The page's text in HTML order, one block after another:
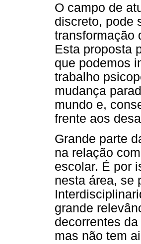
O campo de
discreto, pode
transformação
Esta proposta
que podemos
trabalho
mudança
mundo e,
frente aos
Grande parte
na relação
escolar. É por
nesta área, se
grande
decorrentes
mas não tem